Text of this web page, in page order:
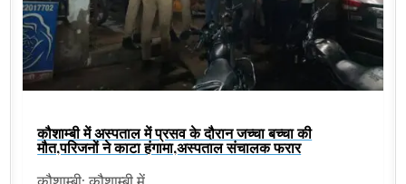
कौशाम्बी में अस्पताल में प्रसव के दौरान जच्चा बच्चा की
मौत,परिजनों ने काटा हंगामा,अस्पताल संचालक फरार